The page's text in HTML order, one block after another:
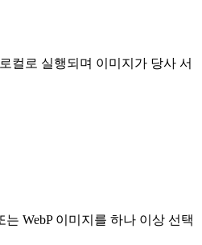
컬로 실행되며 이미지가 당사 서
는 WebP 이미지를 하나 이상 선택